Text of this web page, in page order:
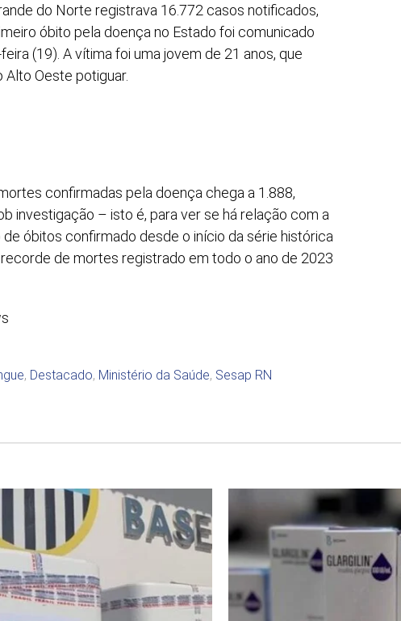
do Norte registrava 16.772 casos notificados,
óbito pela doença no Estado foi comunicado
(19). A vítima foi uma jovem de 21 anos, que
Alto Oeste potiguar.
confirmadas pela doença chega a 1.888,
investigação – isto é, para ver se há relação com a
óbitos confirmado desde o início da série histórica
de mortes registrado em todo o ano de 2023
, Destacado, Ministério da Saúde, Sesap RN